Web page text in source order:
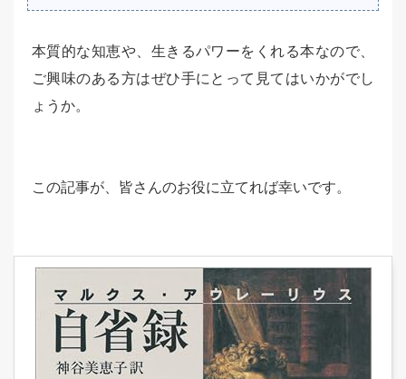
本質的な知恵や、生きるパワーをくれる本なので、
ご興味のある方はぜひ手にとって見てはいかがでし
ょうか。
この記事が、皆さんのお役に立てれば幸いです。